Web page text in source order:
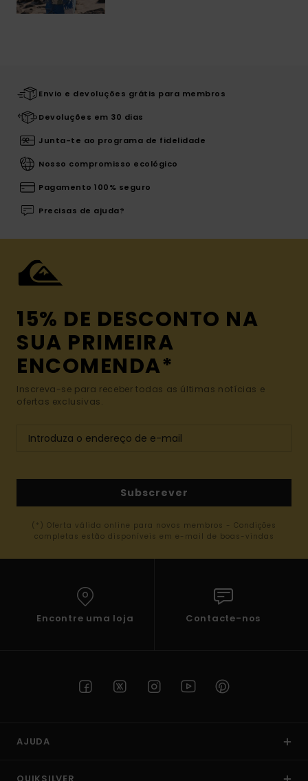
Envio e devoluções grátis para membros
Devoluções em 30 dias
Junta-te ao programa de fidelidade
Nosso compromisso ecológico
Pagamento 100% seguro
Precisas de ajuda?
15% DE DESCONTO NA
SUA PRIMEIRA
ENCOMENDA*
Inscreva-se para receber todas as últimas notícias e
ofertas exclusivas.
Subscrever
(*) Oferta válida online para novos membros - Condições
completas estão disponíveis em e-mail de boas-vindas
Encontre uma loja Contacte-nos
AJUDA